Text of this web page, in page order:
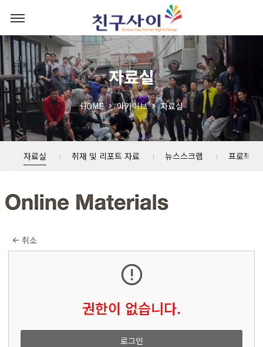
자료실
HOME 아카이브 자료실
자료실 취재 및 리포트 자료 뉴스스크랩 프로젝트
취소
권한이 없습니다.
로그인